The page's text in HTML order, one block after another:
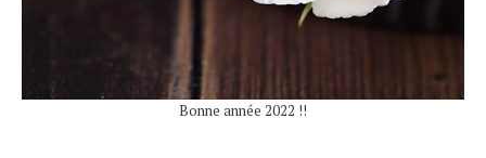
Bonne année 2022 !!